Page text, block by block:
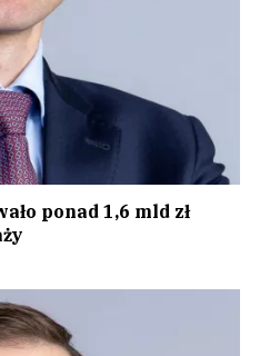
ponad 1,6 mld zł